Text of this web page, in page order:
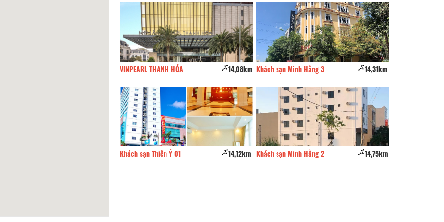
VINPEARL THANH HÓA 14,08km
Khách sạn Thiên Ý 01 14,12km
Khách sạn Minh Hằng 3 14,31km
Khách sạn Minh Hằng 2 14,75km